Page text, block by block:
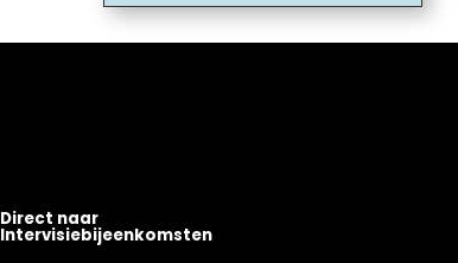
Direct naar
Intervisiebijeenkomsten